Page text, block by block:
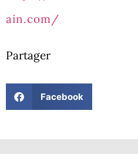
ain.com/
Partager
Facebook